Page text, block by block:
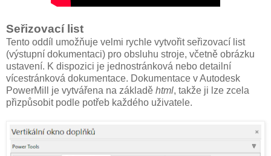
Seřizovací list
Tento oddíl umožňuje velmi rychle vytvořit seřizovací list
(výstupní dokumentaci) pro obsluhu stroje, včetně obrázku
ustavení. K dispozici je jednostránková nebo detailní
vícestránková dokumentace. Dokumentace v Autodesk
PowerMill je vytvářena na základě html, takže ji lze zcela
přizpůsobit podle potřeb každého uživatele.